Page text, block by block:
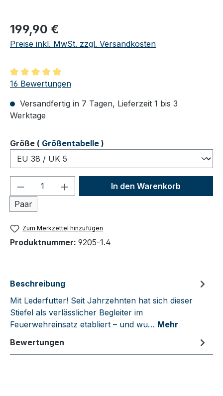
Regulärer Preis:
199,90 €
Preise inkl. MwSt. zzgl. Versandkosten
Durchschnittliche Bewertung von 5 von 5 Sternen
16 Bewertungen
Versandfertig in 7 Tagen, Lieferzeit 1 bis 3
Werktage
Größeauswählen
( Größentabelle )
Produkt Anzahl: Gib den
Paar
In den Warenkorb
Zum Merkzettel hinzufügen
Produktnummer: 9205-1.4
Beschreibung
Mit Lederfutter! Seit Jahrzehnten hat sich dieser
Stiefel als verlässlicher Begleiter im
Feuerwehreinsatz etabliert – und wu… Mehr
Bewertungen